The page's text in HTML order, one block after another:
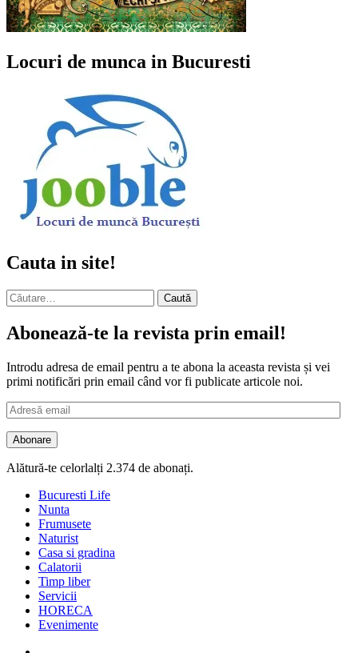
Locuri de munca in Bucuresti
Cauta in site!
Caută
după:
Abonează-te la revista prin email!
Introdu adresa de email pentru a te abona la aceasta revista și vei
primi notificări prin email când vor fi publicate articole noi.
Adresă
email
Abonare
Alătură-te celorlalți 2.374 de abonați.
Bucuresti Life
Nunta
Frumusete
Naturist
Casa si gradina
Calatorii
Timp liber
Servicii
HORECA
Evenimente